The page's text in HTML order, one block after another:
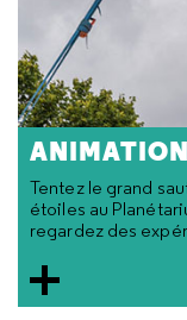
Tentez le grand
étoiles au
regardez des